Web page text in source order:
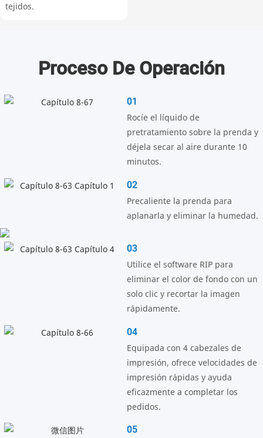
tejidos.
Proceso De Operación
01
Rocíe el líquido de
pretratamiento sobre la prenda y
déjela secar al aire durante 10
minutos.
02
Precaliente la prenda para
aplanarla y eliminar la humedad.
03
Utilice el software RIP para
eliminar el color de fondo con un
solo clic y recortar la imagen
rápidamente.
04
Equipada con 4 cabezales de
impresión, ofrece velocidades de
impresión rápidas y ayuda
eficazmente a completar los
pedidos.
05